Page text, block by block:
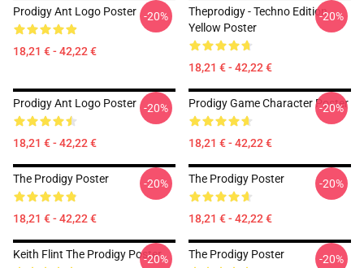
Prodigy Ant Logo Poster
18,21 € - 42,22 €
-20%
Theprodigy - Techno Edition
Yellow Poster
18,21 € - 42,22 €
-20%
Prodigy Ant Logo Poster
18,21 € - 42,22 €
-20% Prodigy Game Character Poster
18,21 € - 42,22 €
-20%
The Prodigy Poster
18,21 € - 42,22 €
-20% The Prodigy Poster
18,21 € - 42,22 €
-20%
Keith Flint The Prodigy Poster
-20% The Prodigy Poster -20%